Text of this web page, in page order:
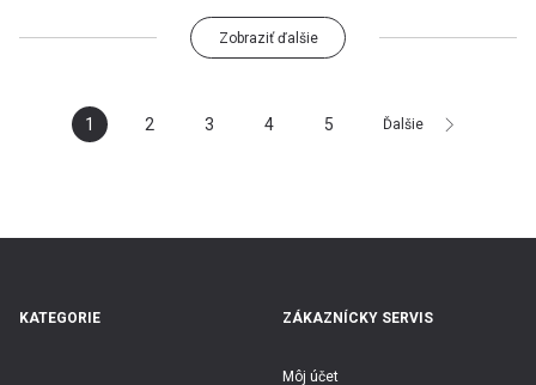
Zobraziť ďalšie
1 2 3 4 5 Ďalšie
KATEGORIE ZÁKAZNÍCKY SERVIS
Môj účet